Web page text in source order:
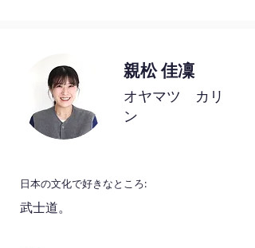
親松 佳凜
オヤマツ カリ
ン
日本の文化で好きなところ:
武士道。